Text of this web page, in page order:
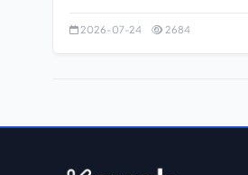
2026-07-24 2684